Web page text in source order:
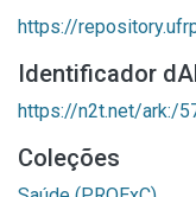
https://
Identificador
https://n2t.net/ark:/
Coleções